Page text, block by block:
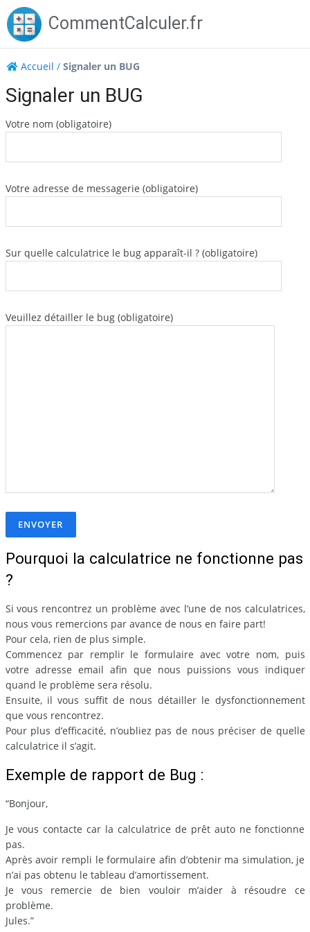
Skip
to
content
CommentCalculer.fr
Accueil / Signaler un BUG
Signaler un BUG
Votre nom (obligatoire)
Votre adresse de messagerie (obligatoire)
Sur quelle calculatrice le bug apparaît-il ? (obligatoire)
Veuillez détailler le bug (obligatoire)
Pourquoi la calculatrice ne fonctionne pas
?
Si vous rencontrez un problème avec l’une de nos calculatrices,
nous vous remercions par avance de nous en faire part!
Pour cela, rien de plus simple.
Commencez par remplir le formulaire avec votre nom, puis
votre adresse email afin que nous puissions vous indiquer
quand le problème sera résolu.
Ensuite, il vous suffit de nous détailler le dysfonctionnement
que vous rencontrez.
Pour plus d’efficacité, n’oubliez pas de nous préciser de quelle
calculatrice il s’agit.
Exemple de rapport de Bug :
“Bonjour,
Je vous contacte car la calculatrice de prêt auto ne fonctionne
pas.
Après avoir rempli le formulaire afin d’obtenir ma simulation, je
n’ai pas obtenu le tableau d’amortissement.
Je vous remercie de bien vouloir m’aider à résoudre ce
problème.
Jules.”